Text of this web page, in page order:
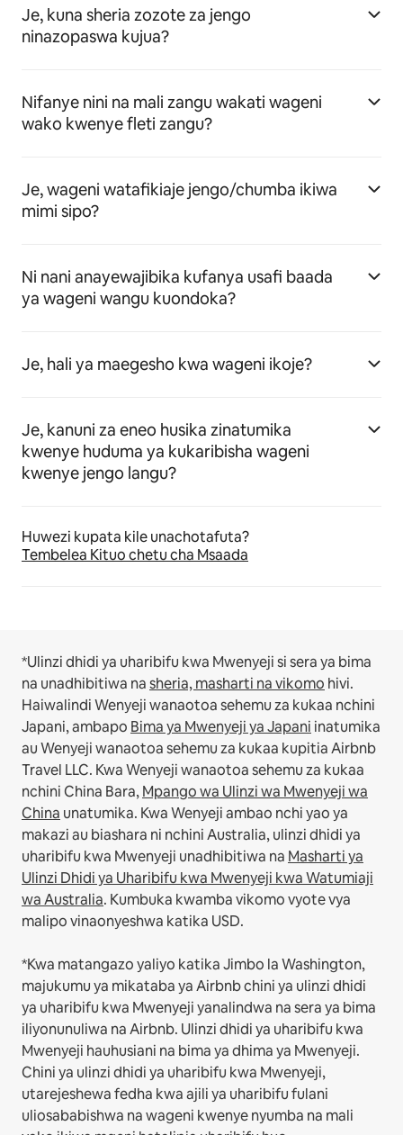
Je, kuna sheria zozote za jengo
ninazopaswa kujua?
Nifanye nini na mali zangu wakati wageni
wako kwenye fleti zangu?
Je, wageni watafikiaje jengo/chumba ikiwa
mimi sipo?
Ni nani anayewajibika kufanya usafi baada
ya wageni wangu kuondoka?
Je, hali ya maegesho kwa wageni ikoje?
Je, kanuni za eneo husika zinatumika
kwenye huduma ya kukaribisha wageni
kwenye jengo langu?
Huwezi kupata kile unachotafuta?
Tembelea Kituo chetu cha Msaada
*Ulinzi dhidi ya uharibifu kwa Mwenyeji si sera ya bima
na unadhibitiwa nasheria, masharti na vikomo hivi.
Haiwalindi Wenyeji wanaotoa sehemu za kukaa nchini
Japani, ambapo Bima ya Mwenyeji ya Japani inatumika
au Wenyeji wanaotoa sehemu za kukaa kupitia Airbnb
Travel LLC. Kwa Wenyeji wanaotoa sehemu za kukaa
nchini China Bara,Mpango wa Ulinzi wa Mwenyeji wa
China unatumika. Kwa Wenyeji ambao nchi yao ya
makazi au biashara ni nchini Australia, ulinzi dhidi ya
uharibifu kwa Mwenyeji unadhibitiwa na Masharti ya
Ulinzi Dhidi ya Uharibifu kwa Mwenyeji kwa Watumiaji
wa Australia. Kumbuka kwamba vikomo vyote vya
malipo vinaonyeshwa katika USD.
*Kwa matangazo yaliyo katika Jimbo la Washington,
majukumu ya mikataba ya Airbnb chini ya ulinzi dhidi
ya uharibifu kwa Mwenyeji yanalindwa na sera ya bima
iliyonunuliwa na Airbnb. Ulinzi dhidi ya uharibifu kwa
Mwenyeji hauhusiani na bima ya dhima ya Mwenyeji.
Chini ya ulinzi dhidi ya uharibifu kwa Mwenyeji,
utarejeshewa fedha kwa ajili ya uharibifu fulani
uliosababishwa na wageni kwenye nyumba na mali